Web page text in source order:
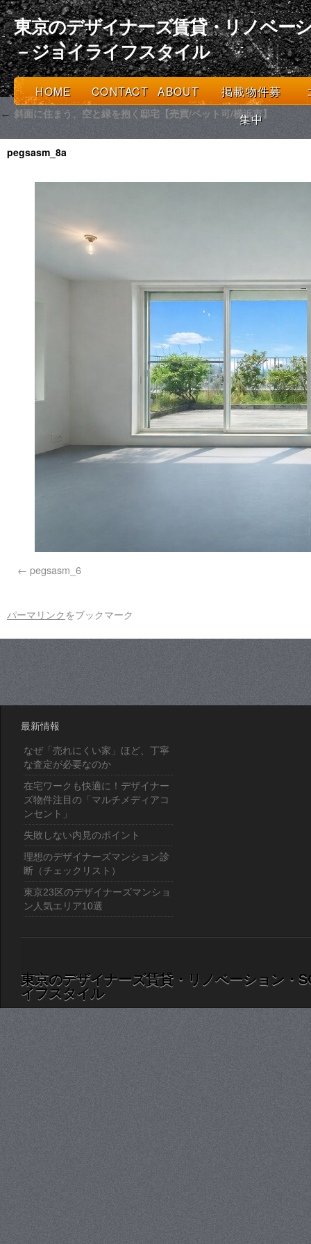
東京のデザイナーズ賃貸・リノベー
－ジョイライフスタイル
HOME CONTACT ABOUT
掲載物件募
集中
← 斜面に住まう、空と緑を抱く邸宅【売買/ペット可/横浜市】
pegsasm_8a
pegsasm_6
パーマリンクをブックマーク
最新情報
なぜ「売れにくい家」ほど、丁寧
な査定が必要なのか
在宅ワークも快適に！デザイナー
ズ物件注目の「マルチメディアコ
ンセント」
失敗しない内見のポイント
理想のデザイナーズマンション診
断（チェックリスト）
東京23区のデザイナーズマンショ
ン人気エリア10選
東京のデザイナーズ賃貸・リノベーション・
イフスタイル